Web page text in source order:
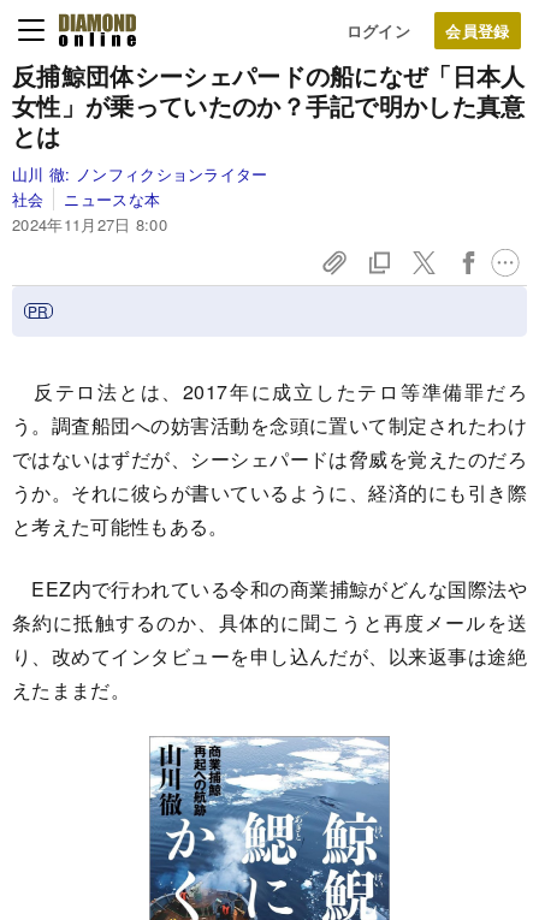
ログイン
反捕鯨団体シーシェパードの船になぜ「日本人
女性」が乗っていたのか？手記で明かした真意
とは
山川 徹: ノンフィクションライター
社会
ニュースな本
2024年11月27日 8:00
反テロ法とは、2017年に成立したテロ等準備罪だろ
う。調査船団への妨害活動を念頭に置いて制定されたわけ
ではないはずだが、シーシェパードは脅威を覚えたのだろ
うか。それに彼らが書いているように、経済的にも引き際
と考えた可能性もある。
EEZ内で行われている令和の商業捕鯨がどんな国際法や
条約に抵触するのか、具体的に聞こうと再度メールを送
り、改めてインタビューを申し込んだが、以来返事は途絶
えたままだ。